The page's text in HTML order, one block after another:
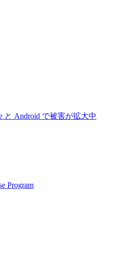
と Android で被害が拡大中
Program